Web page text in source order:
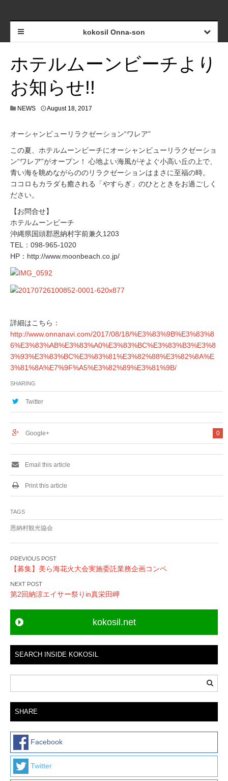
kokosil Onna-son
ホテルムーンビーチより
お知らせ!!
NEWS August 18, 2017
オーシャンビューリラクゼーション“ワレア”
この夏、ホテルムーンビーチにオーシャンビューリラクゼーショ
ン“ワレア”がオープン！ 心地よい海風がそよぐ小高い丘の上で、
青い海を眺めながらののリラクゼーションはまさに至福の時。
ココロもカラダも癒される「やすらぎ」のひとときをお過ごしく
ださい。
【お問合せ】
ホテルムーンビーチ
沖縄県国頭郡恩納村字前兼久1203
TEL：098-965-1020
HP：http://www.moonbeach.co.jp/
詳細はこちら：
http://www.onnanavi.com/2017/08/18/%E3%83%9B%E3%83%8
6%E3%83%AB%E3%83%A0%E3%83%BC%E3%83%B3%E3%8
3%93%E3%83%BC%E3%83%81%E3%82%88%E3%82%8A%E
3%81%8A%E7%9F%A5%E3%82%89%E3%81%9B/
SHARING
Twitter
0
Google+
Email this article
Print this article
TAGS
恩納村観光協会
P
o
s
t
n
a
v
g
a
t
i
o
n
【募集】美ら海花火大会実施委託業務企画コンペ
第2回納涼エイサー祭りin真栄田岬
kokosil.net
SEARCH INSIDE KOKOSIL
SHARE
Facebook
Twitter